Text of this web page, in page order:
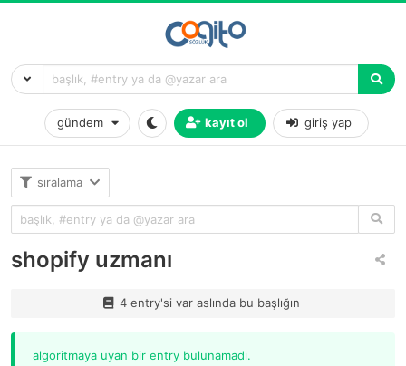
gündem kayıt ol giriş yap
sıralama
shopify uzmanı
4 entry'si var aslında bu başlığın
algoritmaya uyan bir entry bulunamadı.